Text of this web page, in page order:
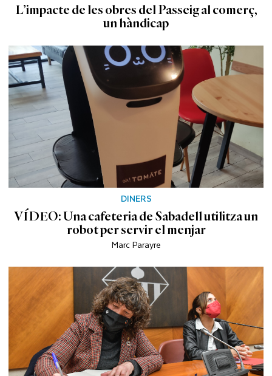
L’impacte de les obres del Passeig al comerç,
un hàndicap
DINERS
VÍDEO: Una cafeteria de Sabadell utilitza un
robot per servir el menjar
Marc Parayre